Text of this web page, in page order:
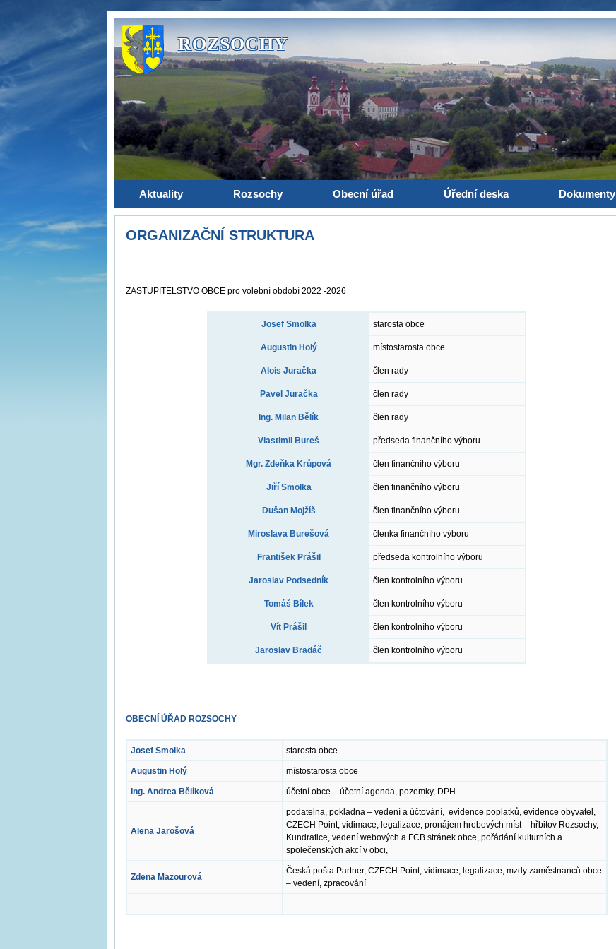
ROZSOCHY
Aktuality Rozsochy Obecní úřad Úřední deska Dokumenty
ORGANIZAČNÍ STRUKTURA
ZASTUPITELSTVO OBCE pro volební období 2022 -2026
Josef Smolka starosta obce
Augustin Holý místostarosta obce
Alois Juračka člen rady
Pavel Juračka člen rady
Ing. Milan Bělík člen rady
Vlastimil Bureš předseda finančního výboru
Mgr. Zdeňka Krůpová člen finančního výboru
Jiří Smolka člen finančního výboru
Dušan Mojžíš člen finančního výboru
Miroslava Burešová členka finančního výboru
František Prášil předseda kontrolního výboru
Jaroslav Podsedník člen kontrolního výboru
Tomáš Bílek člen kontrolního výboru
Vít Prášil člen kontrolního výboru
Jaroslav Bradáč člen kontrolního výboru
OBECNÍ ÚŘAD ROZSOCHY
Josef Smolka starosta obce
Augustin Holý místostarosta obce
Ing. Andrea Bělíková účetní obce – účetní agenda, pozemky, DPH
Alena Jarošová
podatelna, pokladna – vedení a účtování, evidence poplatků, evidence obyvatel,
CZECH Point, vidimace, legalizace, pronájem hrobových míst – hřbitov Rozsochy,
Kundratice, vedení webových a FCB stránek obce, pořádání kulturních a
společenských akcí v obci,
Zdena Mazourová
Česká pošta Partner, CZECH Point, vidimace, legalizace, mzdy zaměstnanců obce
– vedení, zpracování